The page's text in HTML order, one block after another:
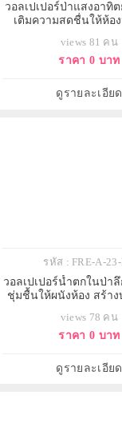
วอลเปเปอร์ป่าแสงอาทิ
เติมความสดชื่นให้ห้อ
views 81 คน
ราคา 0 บาท
ดูรายละเอียด
รหัส : FRE-A-23-
วอลเปเปอร์น้ำตกในป่า
ชุ่มชื้นให้ผนังห้อง สร้าง
views 78 คน
ราคา 0 บาท
ดูรายละเอียด